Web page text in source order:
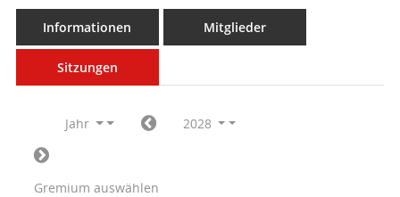
Informationen Mitglieder
Sitzungen
Jahr 2028
Gremium auswählen